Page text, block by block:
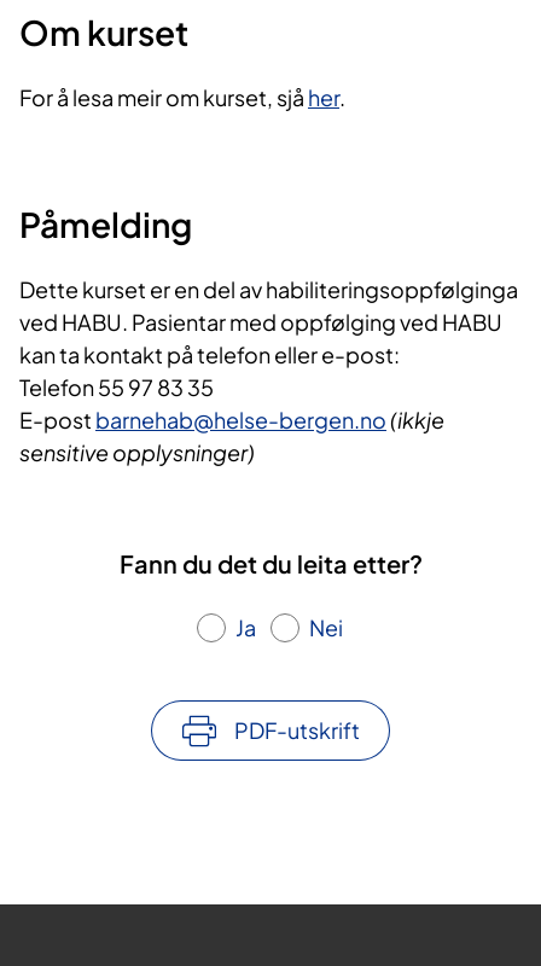
Om kurset
For å lesa meir om kurset, sjå her.
Påmelding
Dette kurset er en del av habiliteringsoppfølginga
ved HABU. Pasientar med oppfølging ved HABU
kan ta kontakt på telefon eller e-post:
Telefon 55 97 83 35
E-post barnehab@helse-bergen.no(ikkje
sensitive opplysninger)
Fann du det du leita etter?
Ja Nei
PDF-utskrift